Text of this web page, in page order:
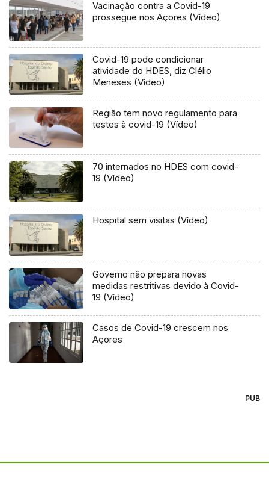
Vacinação contra a Covid-19
prossegue nos Açores (Vídeo)
Covid-19 pode condicionar
atividade do HDES, diz Clélio
Meneses (Vídeo)
Região tem novo regulamento para
testes à covid-19 (Vídeo)
70 internados no HDES com covid-
19 (Vídeo)
Hospital sem visitas (Vídeo)
Governo não prepara novas
medidas restritivas devido à Covid-
19 (Vídeo)
Casos de Covid-19 crescem nos
Açores
PUB